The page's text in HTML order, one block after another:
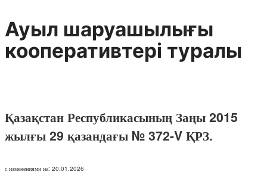
Ауыл шаруашылығы
кооперативтері туралы
Қазақстан Республикасының Заңы 2015
жылғы 29 қазандағы № 372-V ҚРЗ.
с изменениями на: 20.01.2026